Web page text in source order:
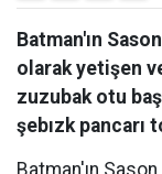
Batman'ın
olarak yetişen
zuzubak otu
şebızk pancarı
Batman'ın